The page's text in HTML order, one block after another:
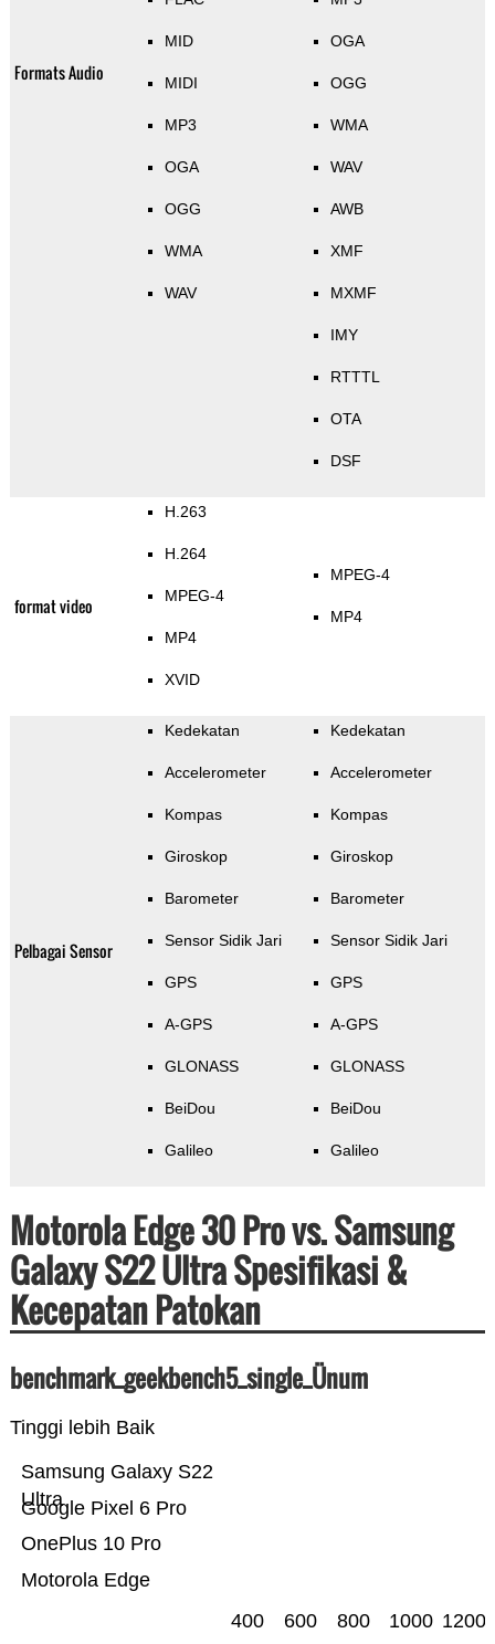
Formats Audio
MID
MIDI
MP3
OGA
OGG
WMA
WAV
OGA
OGG
WMA
WAV
AWB
XMF
MXMF
IMY
RTTTL
OTA
DSF
format video
H.263
H.264
MPEG-4
MP4
XVID
MPEG-4
MP4
Pelbagai Sensor
Kedekatan
Accelerometer
Kompas
Giroskop
Barometer
Sensor Sidik Jari
GPS
A-GPS
GLONASS
BeiDou
Galileo
Kedekatan
Accelerometer
Kompas
Giroskop
Barometer
Sensor Sidik Jari
GPS
A-GPS
GLONASS
BeiDou
Galileo
Motorola Edge 30 Pro vs. Samsung
Galaxy S22 Ultra Spesifikasi &
Kecepatan Patokan
benchmark_geekbench5_single_Ünum
Tinggi lebih Baik
Motorola Edge
OnePlus 10 Pro
Google Pixel 6 Pro
Samsung Galaxy S22
Ultra
400 600 800 1000 1200